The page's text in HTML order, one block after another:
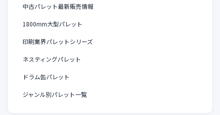
中古パレット最新販売情報
1800mm大型パレット
印刷業界パレットシリーズ
ネスティングパレット
ドラム缶パレット
ジャンル別パレット一覧